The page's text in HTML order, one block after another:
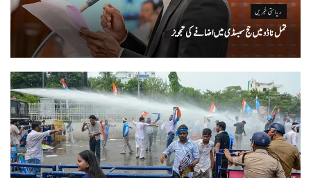
ریاستی خبریں
تمل ناڈو میں حج سبسڈی میں اضافے کی تجویز